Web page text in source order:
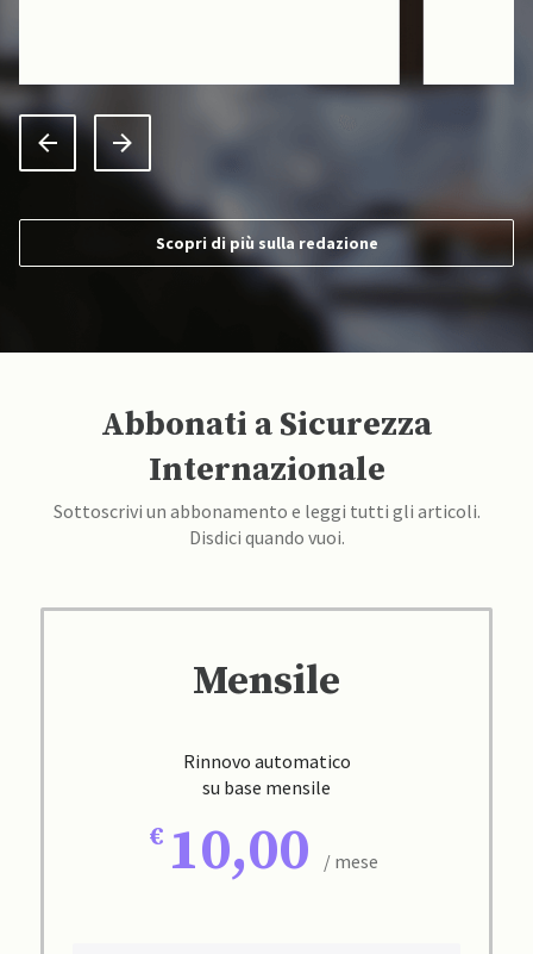
Scopri di più sulla redazione
Abbonati a Sicurezza
Internazionale
Sottoscrivi un abbonamento e leggi tutti gli articoli.
Disdici quando vuoi.
Mensile
Rinnovo automatico
su base mensile
10,00 / mese